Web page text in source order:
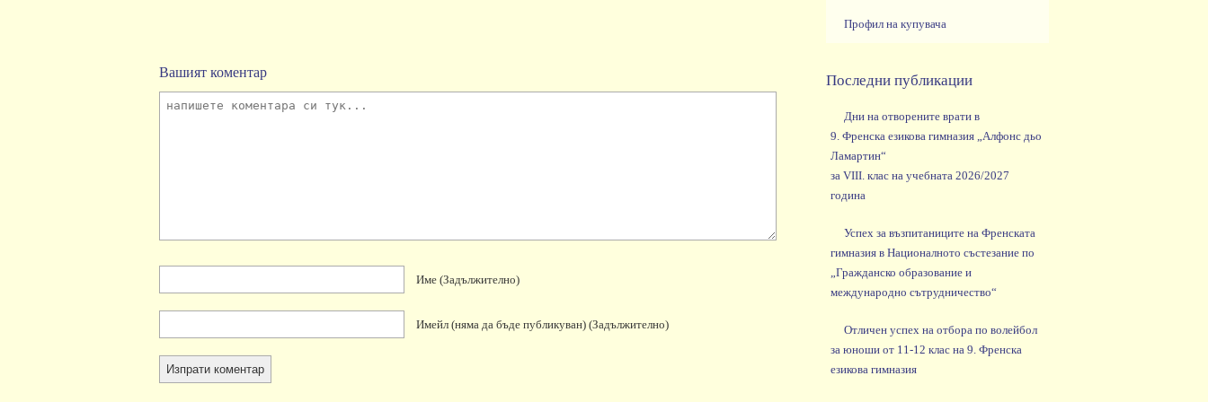
Вашият коментар
Име (задължително)
Имейл (няма да бъде публикуван) (задължително)
Профил на купувача
Последни публикации
Дни на отворените врати в
9. Френска езикова гимназия „Алфонс дьо
Ламартин“
за VIII. клас на учебната 2026/2027
година
Успех за възпитаниците на Френската
гимназия в Националното състезание по
„Гражданско образование и
международно сътрудничество“
Отличен успех на отбора по волейбол
за юноши от 11-12 клас на 9. Френска
езикова гимназия